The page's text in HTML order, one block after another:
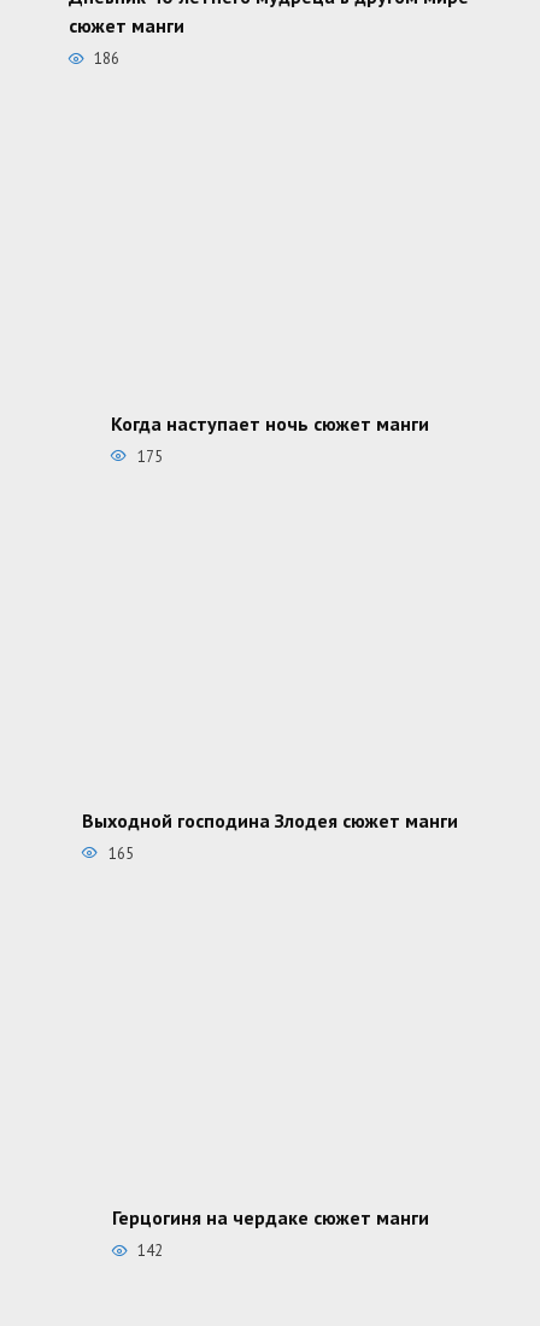
сюжет манги
186
Когда наступает ночь сюжет манги
175
Выходной господина Злодея сюжет манги
165
Герцогиня на чердаке сюжет манги
142